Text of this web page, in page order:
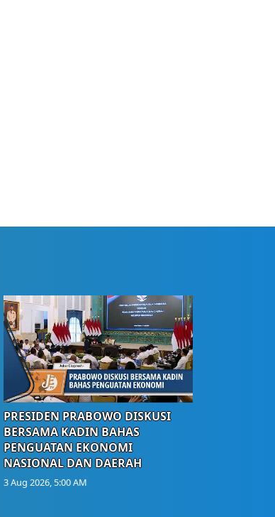
PRESIDEN PRABOWO DISKUSI
BERSAMA KADIN BAHAS
PENGUATAN EKONOMI
NASIONAL DAN DAERAH
3 Aug 2026, 5:00 AM